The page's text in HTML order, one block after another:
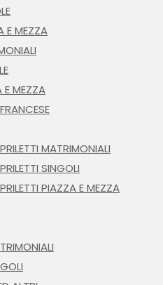
E MEZZA
E MEZZA
MATRIMONIALI
SINGOLI
PIAZZA E MEZZA